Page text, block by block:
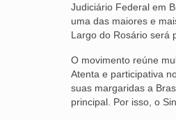
Judiciário Federal em
uma das maiores e
Largo do Rosário será
O movimento reúne
Atenta e participativa
suas margaridas a
principal. Por isso, o